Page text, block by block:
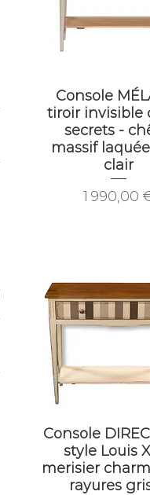
Console
tiroir invisible
secrets -
massif
clair
Prix
1 990,00
Console
style Louis
merisier
rayures